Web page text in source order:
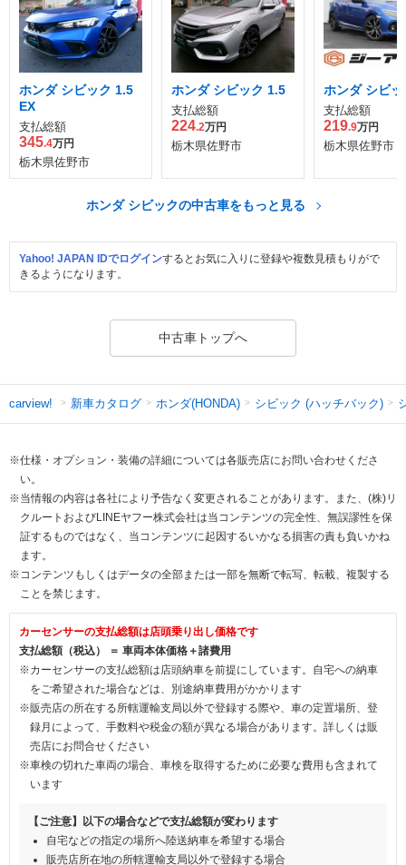
ホンダ シビック 1.5
EX
支払総額
345.4万円
栃木県佐野市
ホンダ シビック 1.5
支払総額
224.2万円
栃木県佐野市
ホンダ シビ
支払総額
219.9万円
栃木県佐野市
ホンダ シビックの中古車をもっと見る
Yahoo! JAPAN IDでログインするとお気に入りに登録や複数見積もりがで
きるようになります。
中古車トップへ
carview! 新車カタログ ホンダ(HONDA) シビック (ハッチバック)
※仕様・オプション・装備の詳細については各販売店にお問い合わせくださ
い。
※当情報の内容は各社により予告なく変更されることがあります。また、(株)リ
クルートおよびLINEヤフー株式会社は当コンテンツの完全性、無誤謬性を保
証するものではなく、当コンテンツに起因するいかなる損害の責も負いかね
ます。
※コンテンツもしくはデータの全部または一部を無断で転写、転載、複製する
ことを禁じます。
カーセンサーの支払総額は店頭乗り出し価格です
支払総額（税込） ＝ 車両本体価格＋諸費用
※カーセンサーの支払総額は店頭納車を前提にしています。自宅への納車
をご希望された場合などは、別途納車費用がかかります
※販売店の所在する所轄運輸支局以外で登録する際や、車の定置場所、登
録月によって、手数料や税金の額が異なる場合があります。詳しくは販
売店にお問合せください
※車検の切れた車両の場合、車検を取得するために必要な費用も含まれて
います
【ご注意】以下の場合などで支払総額が変わります
自宅などの指定の場所へ陸送納車を希望する場合
販売店所在地の所轄運輸支局以外で登録する場合